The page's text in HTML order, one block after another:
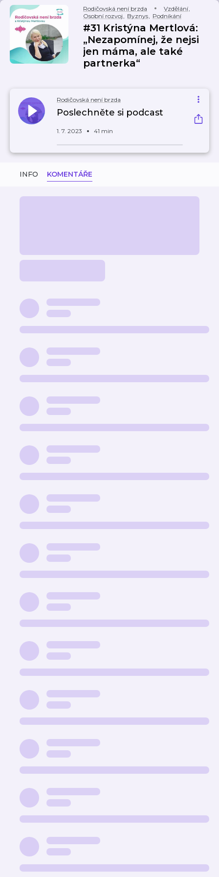
Rodičovská není brzda Vzdělání,
Osobní rozvoj, Byznys, Podnikání
#31 Kristýna Mertlová:
„Nezapomínej, že nejsi
jen máma, ale také
partnerka“
Rodičovská není brzda
Poslechněte si podcast
1. 7. 2023 41 min
INFO KOMENTÁŘE